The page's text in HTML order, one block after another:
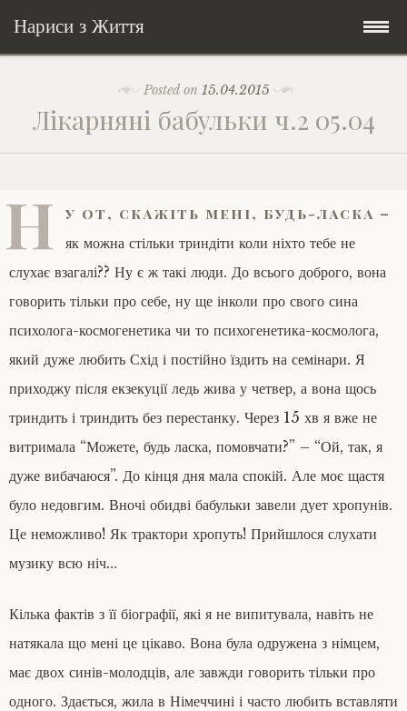
Нариси з Життя
content
У країні соло
Мандри
Соціальне
Освіта і виховання
Війна
Соціальне
Мої творіння
Книги
Всякого по трохи
My Speeches/Мої промови
Home/Додомцю
Posted on 15.04.2015
Лікарняні бабульки ч.2 05.04
Н у от, скажіть мені, будь-ласка –
як можна стільки триндіти коли ніхто тебе не
слухає взагалі?? Ну є ж такі люди. До всього доброго, вона
говорить тільки про себе, ну ще інколи про свого сина
психолога-космогенетика чи то психогенетика-космолога,
який дуже любить Схід і постійно їздить на семінари. Я
приходжу після екзекуції ледь жива у четвер, а вона щось
триндить і триндить без перестанку. Через 15 хв я вже не
витримала “Можете, будь ласка, помовчати?” – “Ой, так, я
дуже вибачаюся”. До кінця дня мала спокій. Але моє щастя
було недовгим. Вночі обидві бабульки завели дует хропунів.
Це неможливо! Як трактори хропуть! Прийшлося слухати
музику всю ніч…
Кілька фактів з її біографії, які я не випитувала, навіть не
натякала що мені це цікаво. Вона була одружена з німцем,
має двох синів-молодців, але завжди говорить тільки про
одного. Здається, жила в Німеччині і часто любить вставляти